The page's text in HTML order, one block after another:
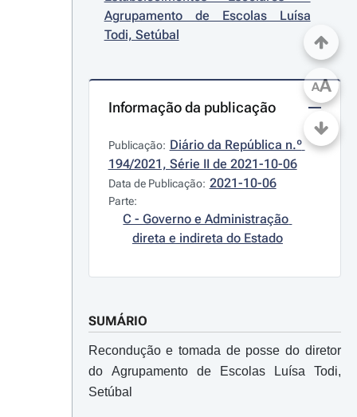
Agrupamento de Escolas Luísa
Todi, Setúbal
Informação da publicação
Publicação: Diário da República n.º
194/2021, Série II de 2021-10-06
Data de Publicação: 2021-10-06
Parte:
C - Governo e Administração
direta e indireta do Estado
SUMÁRIO
Recondução e tomada de posse do diretor
do Agrupamento de Escolas Luísa Todi,
Setúbal
AA